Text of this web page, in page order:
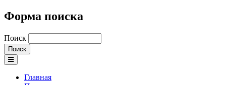
Форма поиска
Поиск
Главная